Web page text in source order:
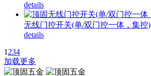
details
无线门控开关(单/双门控一体，集控)
details
1 234
加载更多